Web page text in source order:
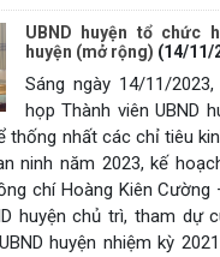
UBND huyện tổ chức
huyện (mở rộng) (14/11/
Sáng ngày 14/11/
họp Thành viên UBND
thống nhất các chỉ tiêu
ninh năm 2023, kế
chí Hoàng Kiên Cường
huyện chủ trì, tham dự
huyện nhiệm kỳ